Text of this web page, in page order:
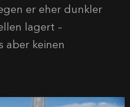
er eher dunkler
lagert –
aber keinen